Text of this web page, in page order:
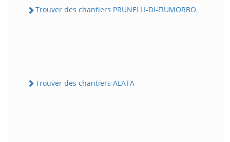
Trouver des chantiers PRUNELLI-DI-FIUMORBO
Trouver des chantiers ALATA